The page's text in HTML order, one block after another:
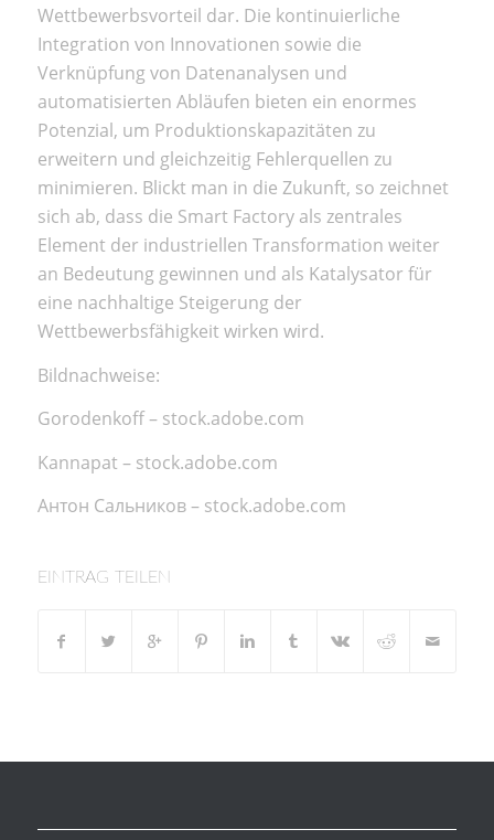
Wettbewerbsvorteil dar. Die kontinuierliche
Integration von Innovationen sowie die
Verknüpfung von Datenanalysen und
automatisierten Abläufen bieten ein enormes
Potenzial, um Produktionskapazitäten zu
erweitern und gleichzeitig Fehlerquellen zu
minimieren. Blickt man in die Zukunft, so zeichnet
sich ab, dass die Smart Factory als zentrales
Element der industriellen Transformation weiter
an Bedeutung gewinnen und als Katalysator für
eine nachhaltige Steigerung der
Wettbewerbsfähigkeit wirken wird.
Bildnachweise:
Gorodenkoff– stock.adobe.com
Kannapat – stock.adobe.com
Антон Сальников– stock.adobe.com
EINTRAG TEILEN